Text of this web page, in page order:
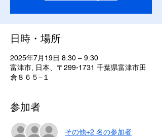
日時・場所
2025年7月19日 8:30 – 9:30
富津市, 日本、〒299-1731 千葉県富津市田
倉８６５−１
参加者
その他+2 名の参加者